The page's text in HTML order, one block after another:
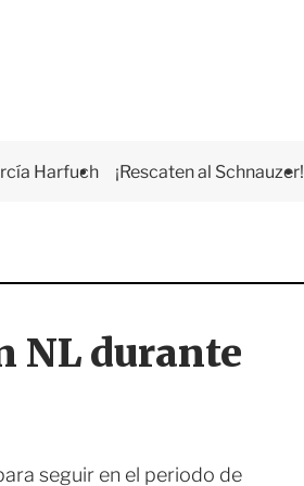
Harfuch ¡Rescaten al Schnauzer!
NL durante
seguir en el periodo de